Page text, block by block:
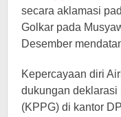
secara aklamasi
Golkar pada
Desember
Kepercayaan diri
dukungan deklarasi
(KPPG) di kantor